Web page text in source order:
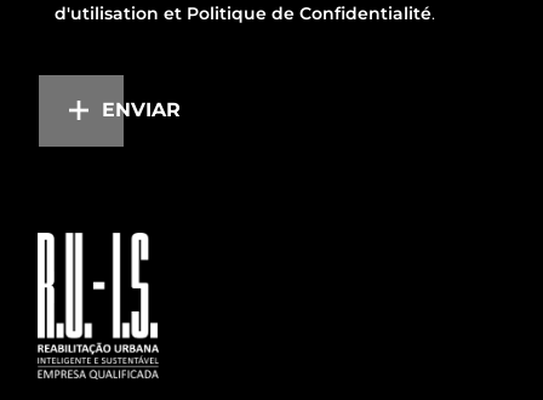
d'utilisation et Politique de Confidentialité.
ENVIAR